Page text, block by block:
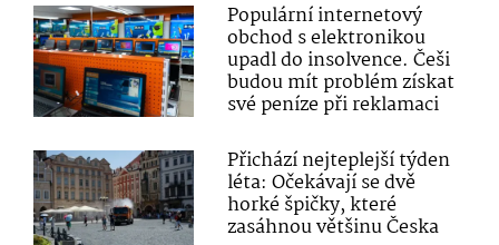
Populární internetový
obchod s elektronikou
upadl do insolvence. Češi
budou mít problém získat
své peníze při reklamaci
Přichází nejteplejší týden
léta: Očekávají se dvě
horké špičky, které
zasáhnou většinu Česka